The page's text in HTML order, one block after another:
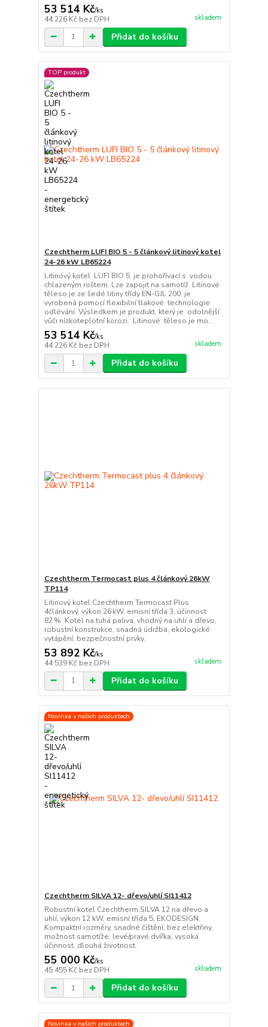
53 514 Kč/ks
44 226 Kč bez DPH skladem
Přidat do košíku
TOP produkt
Czechtherm LUFI BIO 5 - 5 článkový litinový kotel
24-26 kW LB65224
Litinový kotel LUFI BIO 5 je prohořívací s vodou
chlazeným roštem. Lze zapojit na samotíž. Litinové
těleso je ze šedé litiny třídy EN-GJL 200, je
vyrobená pomocí flexibilní tlakové technologie
odlévání. Výsledkem je produkt, který je odolnější
vůči nízkoteplotní korozi. Litinové těleso je mo...
53 514 Kč/ks
44 226 Kč bez DPH skladem
Přidat do košíku
Czechtherm Termocast plus 4 článkový 26kW
TP114
Litinový kotel Czechtherm Termocast Plus
4článkový, výkon 26 kW, emisní třída 3, účinnost
82 %. Kotel na tuhá paliva, vhodný na uhlí a dřevo,
robustní konstrukce, snadná údržba, ekologické
vytápění, bezpečnostní prvky.
53 892 Kč/ks
44 539 Kč bez DPH skladem
Přidat do košíku
Novinka v našich produktech
Czechtherm SILVA 12- dřevo/uhlí SI11412
Robustní kotel Czechtherm SILVA 12 na dřevo a
uhlí, výkon 12 kW, emisní třída 5, EKODESIGN.
Kompaktní rozměry, snadné čištění, bez elektřiny,
možnost samotíže, levé/pravé dvířka, vysoká
účinnost, dlouhá životnost.
55 000 Kč/ks
45 455 Kč bez DPH skladem
Přidat do košíku
Novinka v našich produktech